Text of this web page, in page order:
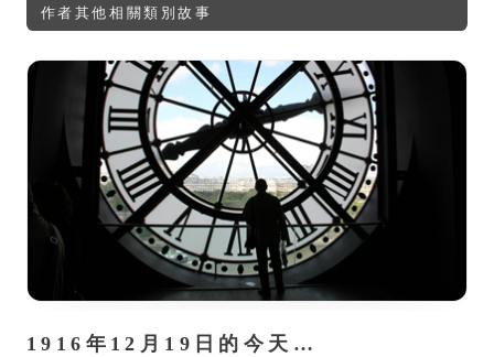
作者其他相關類別故事
1916年12月19日的今天…